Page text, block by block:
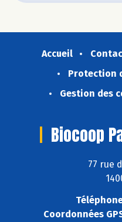
Accueil
Protection
Gestion des
Biocoop
77 rue
Coordonnées